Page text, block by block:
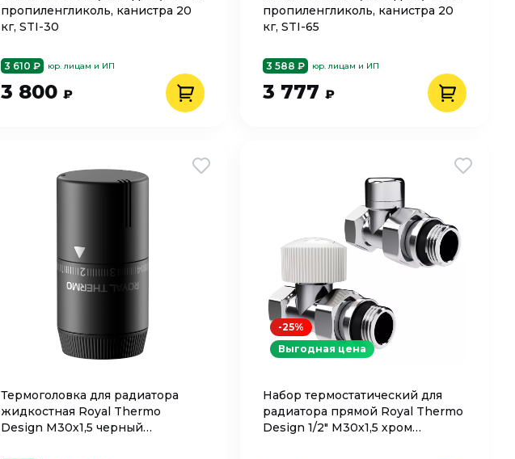
пропиленгликоль, канистра 20
кг, STI-30
3 610 ₽ юр. лицам и ИП
3 800 ₽
пропиленгликоль, канистра 20
кг, STI-65
3 588 ₽ юр. лицам и ИП
3 777 ₽
Термоголовка для радиатора
жидкостная Royal Thermo
Design М30х1,5 черный
Набор термостатический для
радиатора прямой Royal Thermo
Design 1/2" М30х1,5 хром
-25%
Выгодная цена